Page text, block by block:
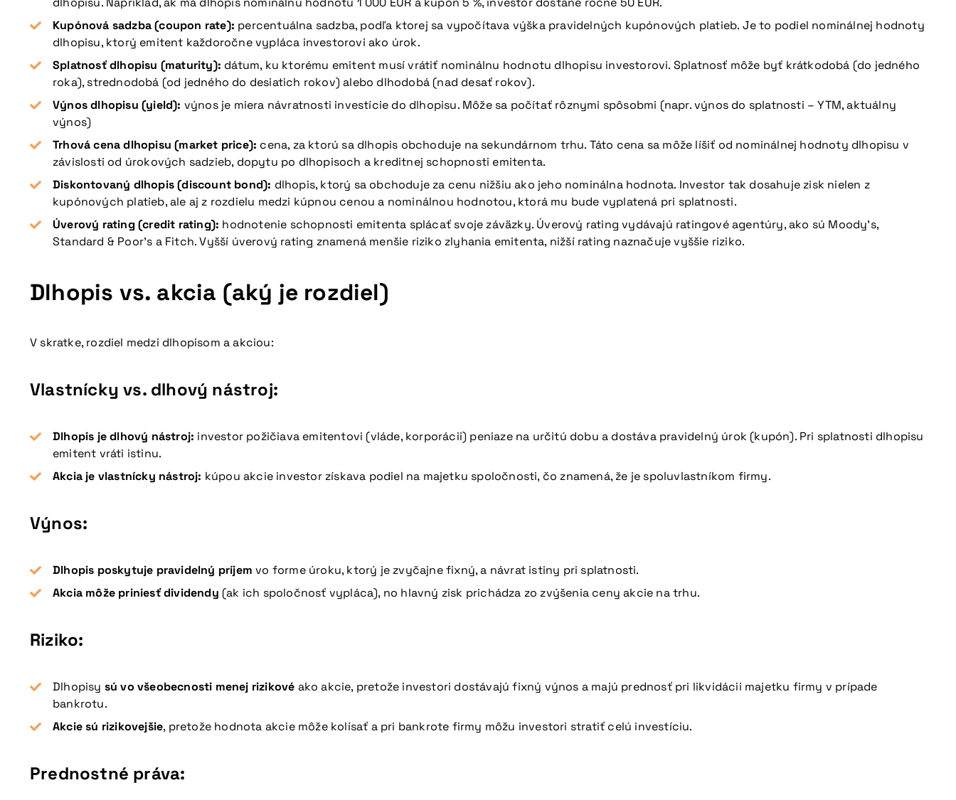
Kupónová sadzba (coupon rate): percentuálna sadzba, podľa ktorej sa vypočítava výška pravidelných kupónových platieb. Je to podiel nominálnej hodnoty
dlhopisu, ktorý emitent každoročne vypláca investorovi ako úrok.
Splatnosť dlhopisu (maturity): dátum, ku ktorému emitent musí vrátiť nominálnu hodnotu dlhopisu investorovi. Splatnosť môže byť krátkodobá (do jedného
roka), strednodobá (od jedného do desiatich rokov) alebo dlhodobá (nad desať rokov).
Výnos dlhopisu (yield): výnos je miera návratnosti investície do dlhopisu. Môže sa počítať rôznymi spôsobmi (napr. výnos do splatnosti – YTM, aktuálny
výnos)
Trhová cena dlhopisu (market price): cena, za ktorú sa dlhopis obchoduje na sekundárnom trhu. Táto cena sa môže líšiť od nominálnej hodnoty dlhopisu v
závislosti od úrokových sadzieb, dopytu po dlhopisoch a kreditnej schopnosti emitenta.
Diskontovaný dlhopis (discount bond): dlhopis, ktorý sa obchoduje za cenu nižšiu ako jeho nominálna hodnota. Investor tak dosahuje zisk nielen z
kupónových platieb, ale aj z rozdielu medzi kúpnou cenou a nominálnou hodnotou, ktorá mu bude vyplatená pri splatnosti.
Úverový rating (credit rating): hodnotenie schopnosti emitenta splácať svoje záväzky. Úverový rating vydávajú ratingové agentúry, ako sú Moody’s,
Standard & Poor’s a Fitch. Vyšší úverový rating znamená menšie riziko zlyhania emitenta, nižší rating naznačuje vyššie riziko.
Dlhopis vs. akcia (aký je rozdiel)
V skratke, rozdiel medzi dlhopisom a akciou:
Vlastnícky vs. dlhový nástroj:
Dlhopis je dlhový nástroj: investor požičiava emitentovi (vláde, korporácii) peniaze na určitú dobu a dostáva pravidelný úrok (kupón). Pri splatnosti dlhopisu
emitent vráti istinu.
Akcia je vlastnícky nástroj: kúpou akcie investor získava podiel na majetku spoločnosti, čo znamená, že je spoluvlastníkom firmy.
Výnos:
Dlhopis poskytuje pravidelný príjemvo forme úroku, ktorý je zvyčajne fixný, a návrat istiny pri splatnosti.
Akcia môže priniesť dividendy (ak ich spoločnosť vypláca), no hlavný zisk prichádza zo zvýšenia ceny akcie na trhu.
Riziko:
Dlhopisy sú vo všeobecnosti menej rizikové ako akcie, pretože investori dostávajú fixný výnos a majú prednosť pri likvidácii majetku firmy v prípade
bankrotu.
Akcie sú rizikovejšie, pretože hodnota akcie môže kolísať a pri bankrote firmy môžu investori stratiť celú investíciu.
Prednostné práva: